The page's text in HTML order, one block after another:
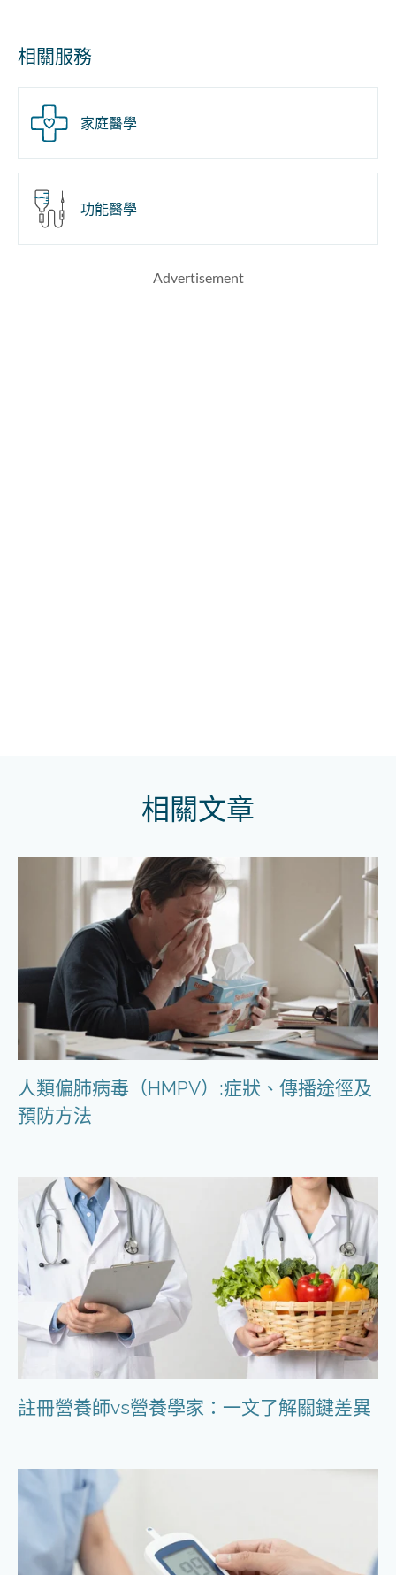
相關服務
家庭醫學
功能醫學
Advertisement
相關文章
人類偏肺病毒（HMPV）:症狀、傳播途徑及
預防方法
註冊營養師vs營養學家：一文了解關鍵差異